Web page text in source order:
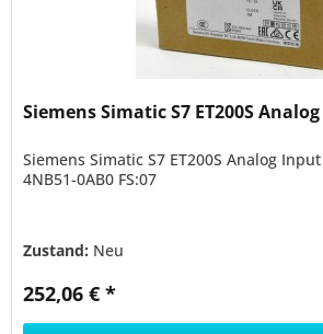
Siemens Simatic S7 ET200S Analog
Siemens Simatic S7 ET200S Analog Input
4NB51-0AB0 FS:07
Zustand: Neu
252,06 € *